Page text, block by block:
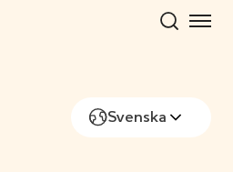
Svenska